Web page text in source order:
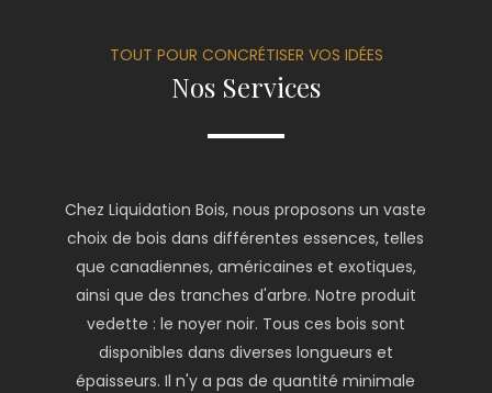
TOUT POUR CONCRÉTISER VOS IDÉES
Nos Services
Chez Liquidation Bois, nous proposons un vaste
choix de bois dans différentes essences, telles
que canadiennes, américaines et exotiques,
ainsi que des tranches d'arbre. Notre produit
vedette : le noyer noir. Tous ces bois sont
disponibles dans diverses longueurs et
épaisseurs. Il n'y a pas de quantité minimale